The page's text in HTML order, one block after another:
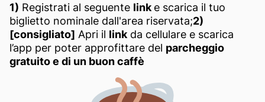
1) Registrati al seguente linke scarica il tuo
biglietto nominale dall'area riservata;2)
[consigliato] Apri il linkda cellulare e scarica
l’app per poter approfittare del parcheggio
gratuito e di un buon caffè